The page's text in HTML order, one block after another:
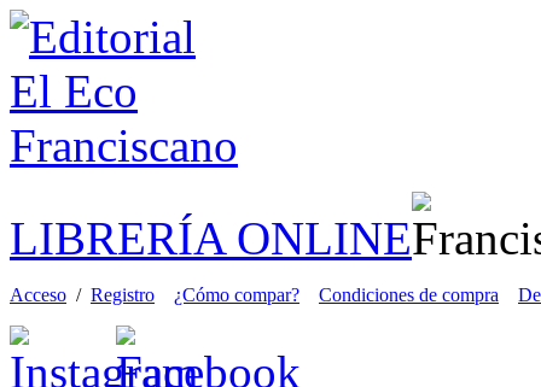
LIBRERÍA ONLINE
Acceso / Registro ¿Cómo compar? Condiciones de compra